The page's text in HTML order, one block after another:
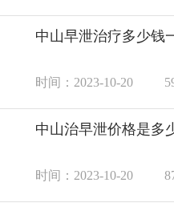
中山早泄治疗多少钱
时间：2023-10-20
中山治早泄价格是多
时间：2023-10-20